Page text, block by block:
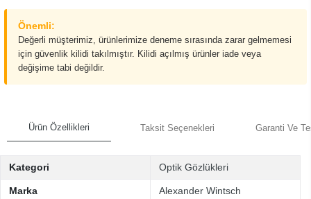
Önemli:
Değerli müşterimiz, ürünlerimize deneme sırasında zarar gelmemesi
için güvenlik kilidi takılmıştır. Kilidi açılmış ürünler iade veya
değişime tabi değildir.
Ürün Özellikleri Taksit Seçenekleri Garanti Ve
Kategori Optik Gözlükleri
Marka Alexander Wintsch